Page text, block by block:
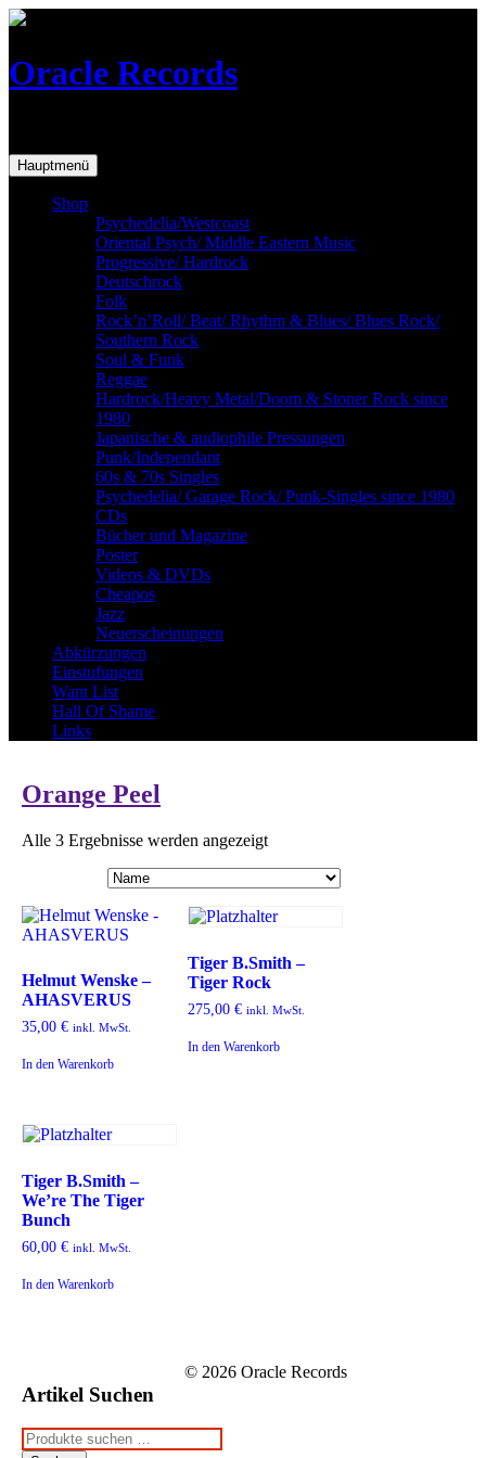
Skip
Oracle Records
Hauptmenü
Shop
Psychedelia/Westcoast
Oriental Psych/ Middle Eastern Music
Progressive/ Hardrock
Deutschrock
Folk
Rock’n’Roll/ Beat/ Rhythm & Blues/ Blues Rock/
Southern Rock
Soul & Funk
Reggae
Hardrock/Heavy Metal/Doom & Stoner Rock since
1980
Japanische & audiophile Pressungen
Punk/Independant
60s & 70s Singles
Psychedelia/ Garage Rock/ Punk-Singles since 1980
CDs
Bücher und Magazine
Poster
Videos & DVDs
Cheapos
Jazz
Neuerscheinungen
Abkürzungen
Einstufungen
Want List
Hall Of Shame
Links
Orange Peel
Alle 3 Ergebnisse werden angezeigt
Helmut Wenske –
AHASVERUS
35,00 € inkl. MwSt.
In den Warenkorb
Tiger B.Smith –
Tiger Rock
275,00 € inkl. MwSt.
In den Warenkorb
Tiger B.Smith –
We’re The Tiger
Bunch
60,00 € inkl. MwSt.
In den Warenkorb
Artikel Suchen
Suchen
© 2026 Oracle Records